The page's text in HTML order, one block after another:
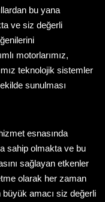
bu yana
ve siz değerli
motorlarımız,
teknolojik sistemler
sunulması
esnasında
sahip olmakta ve bu
sağlayan etkenler
olarak her zaman
amacı siz değerli